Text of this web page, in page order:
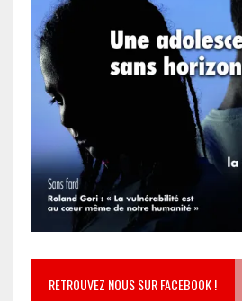
RETROUVEZ NOUS SUR FACEBOOK !